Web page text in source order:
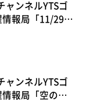
ャンネルYTSゴ
情報局「11/29い
題の肉スポッ
ャンネルYTSゴ
情報局「空の旅